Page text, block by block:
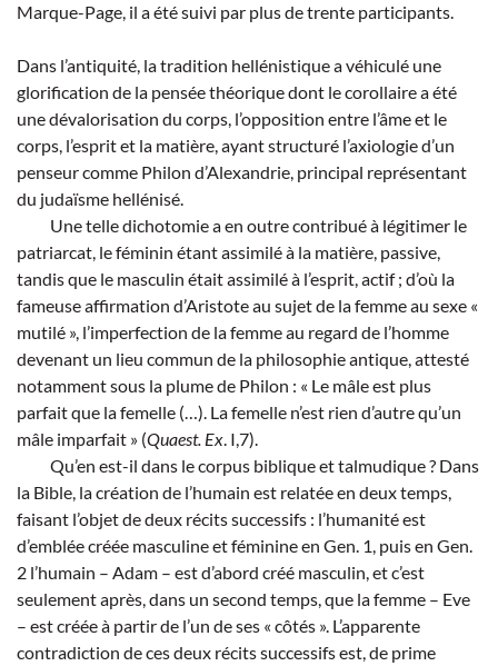
Marque-Page, il a été suivi par plus de trente participants.
Dans l’antiquité, la tradition hellénistique a véhiculé une
glorification de la pensée théorique dont le corollaire a été
une dévalorisation du corps, l’opposition entre l’âme et le
corps, l’esprit et la matière, ayant structuré l’axiologie d’un
penseur comme Philon d’Alexandrie, principal représentant
du judaïsme hellénisé.
Une telle dichotomie a en outre contribué à légitimer le
patriarcat, le féminin étant assimilé à la matière, passive,
tandis que le masculin était assimilé à l’esprit, actif ; d’où la
fameuse affirmation d’Aristote au sujet de la femme au sexe «
mutilé », l’imperfection de la femme au regard de l’homme
devenant un lieu commun de la philosophie antique, attesté
notamment sous la plume de Philon : « Le mâle est plus
parfait que la femelle (…). La femelle n’est rien d’autre qu’un
mâle imparfait » (Quaest. Ex. I,7).
Qu’en est-il dans le corpus biblique et talmudique ? Dans
la Bible, la création de l’humain est relatée en deux temps,
faisant l’objet de deux récits successifs : l’humanité est
d’emblée créée masculine et féminine en Gen. 1, puis en Gen.
2 l’humain – Adam – est d’abord créé masculin, et c’est
seulement après, dans un second temps, que la femme – Eve
– est créée à partir de l’un de ses « côtés ». L’apparente
contradiction de ces deux récits successifs est, de prime